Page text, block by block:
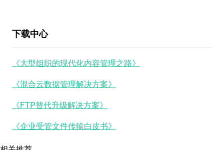
下载中心
《大型组织的现代化内容管理之路》
《混合云数据管理解决方案》
《FTP替代升级解决方案》
《企业受管文件传输白皮书》